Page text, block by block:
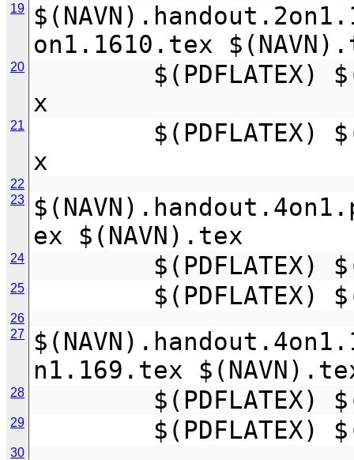
19
on1.1610.tex
20
x
21
x
22
23
ex $(NAVN).tex
24
25
26
27
n1.169.tex
28
29
30